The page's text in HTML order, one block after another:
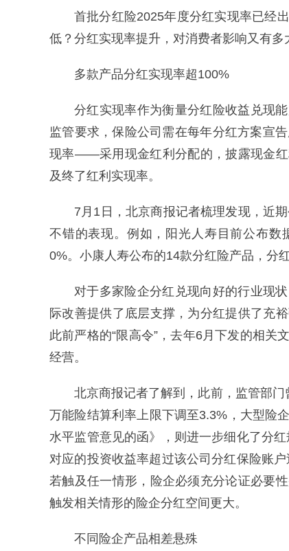
首批分红险2025年度分红实现率已经
低？分红实现率提升，对消费者影响又有多
多款产品分红实现率超100%
分红实现率作为衡量分红险收益兑现
监管要求，保险公司需在每年分红方案宣
现率——采用现金红利分配的，披露现金
及终了红利实现率。
7月1日，北京商报记者梳理发现，近
不错的表现。例如，阳光人寿目前公布
0%。小康人寿公布的14款分红险产品，分
对于多家险企分红兑现向好的行业现
际改善提供了底层支撑，为分红提供了充
此前严格的“限高令”，去年6月下发的相关
经营。
北京商报记者了解到，此前，监管部
万能险结算利率上限下调至3.3%，大型险
水平监管意见的函》，则进一步细化了分
对应的投资收益率超过该公司分红保险账
若触及任一情形，险企必须充分论证必要
触发相关情形的险企分红空间更大。
不同险企产品相差悬殊